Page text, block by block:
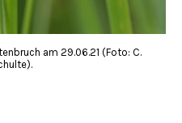
am 29.06.21 (Foto: C.